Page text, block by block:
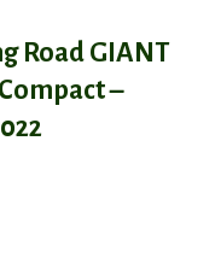
Road GIANT
–